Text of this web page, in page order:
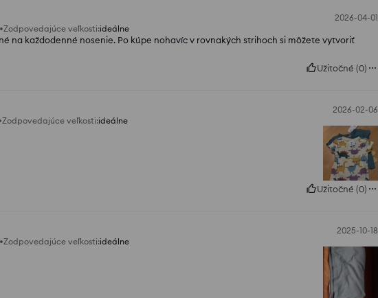
2026-04-01
Zodpovedajúce veľkosti:ideálne
na každodenné nosenie. Po kúpe nohavíc v rovnakých strihoch si môžete vytvoriť
Užitočné (0)
2026-02-06
Zodpovedajúce veľkosti:ideálne
Užitočné (0)
2025-10-18
Zodpovedajúce veľkosti:ideálne